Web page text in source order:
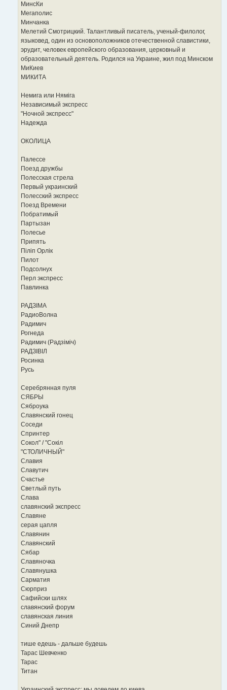
МинсКи
Мегаполис
Минчанка
Мелетий Смотрицкий. Талантливый писатель, ученый-филолог,
языковед, один из основоположников отечественной славистики,
эрудит, человек европейского образования, церковный и
образовательный деятель. Родился на Украине, жил под Минском
МиКиев
МИКИТА
Немига или Нямiга
Независимый экспресс
"Ночной экспресс"
Надежда
ОКОЛИЦА
Палессе
Поезд дружбы
Полесская стрела
Первый украинский
Полесский экспресс
Поезд Времени
Побратимый
Партызан
Полесье
Припять
Пiлiп Орлiк
Пилот
Подсолнух
Перл экспресс
Павлинка
РАДЗIМА
РадиоВолна
Радимич
Рогнеда
Радимич (Радзiмiч)
РАДЗIВIЛ
Росинка
Русь
Серебрянная пуля
СЯБРЫ
Сяброука
Славянский гонец
Соседи
Спринтер
Сокол" / "Сокiл
"СТОЛИЧНЫЙ"
Славия
Славутич
Счастье
Светлый путь
Слава
славянский экспресс
Славяне
серая цапля
Славянин
Славянский
Сябар
Славяночка
Славянушка
Сарматия
Сюрприз
Сафийски шлях
славянский форум
славянская линия
Синий Днепр
тише едешь - дальше будешь
Тарас Шевченко
Тарас
Титан